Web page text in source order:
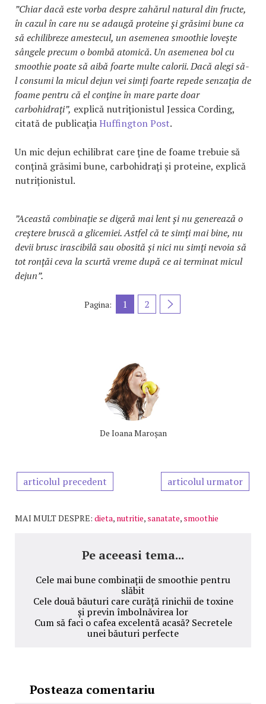
”Chiar dacă este vorba despre zahărul natural din fructe,
în cazul în care nu se adaugă proteine și grăsimi bune ca
să echilibreze amestecul, un asemenea smoothie lovește
sângele precum o bombă atomică. Un asemenea bol cu
smoothie poate să aibă foarte multe calorii. Dacă alegi să-
l consumi la micul dejun vei simți foarte repede senzația de
foame pentru că el conține în mare parte doar
carbohidrați”, explică nutriționistul Jessica Cording,
citată de publicațiaHuffington Post.
Un mic dejun echilibrat care ține de foame trebuie să
conțină grăsimi bune, carbohidrați și proteine, explică
nutriționistul.
”Această combinație se digeră mai lent și nu generează o
creștere bruscă a glicemiei. Astfel că te simți mai bine, nu
devii brusc irascibilă sau obosită și nici nu simți nevoia să
tot ronțăi ceva la scurtă vreme după ce ai terminat micul
dejun”.
Pagina: 1 2
De Ioana Maroşan
articolul precedent articolul urmator
MAI MULT DESPRE: dieta, nutritie, sanatate, smoothie
Pe aceeasi tema...
Cele mai bune combinații de smoothie pentru
slăbit
Cele două băuturi care curăță rinichii de toxine
și previn îmbolnăvirea lor
Cum să faci o cafea excelentă acasă? Secretele
unei băuturi perfecte
Posteaza comentariu